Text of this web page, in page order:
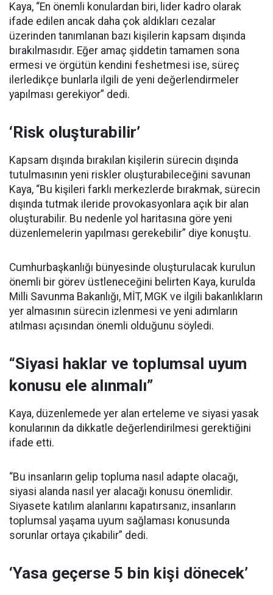
Kaya, “En önemli konulardan biri, lider kadro olarak
ifade edilen ancak daha çok aldıkları cezalar
üzerinden tanımlanan bazı kişilerin kapsam dışında
bırakılmasıdır. Eğer amaç şiddetin tamamen sona
ermesi ve örgütün kendini feshetmesi ise, süreç
ilerledikçe bunlarla ilgili de yeni değerlendirmeler
yapılması gerekiyor” dedi.
‘Risk oluşturabilir’
Kapsam dışında bırakılan kişilerin sürecin dışında
tutulmasının yeni riskler oluşturabileceğini savunan
Kaya, “Bu kişileri farklı merkezlerde bırakmak, sürecin
dışında tutmak ileride provokasyonlara açık bir alan
oluşturabilir. Bu nedenle yol haritasına göre yeni
düzenlemelerin yapılması gerekebilir” diye konuştu.
Cumhurbaşkanlığı bünyesinde oluşturulacak kurulun
önemli bir görev üstleneceğini belirten Kaya, kurulda
Milli Savunma Bakanlığı, MİT, MGK ve ilgili bakanlıkların
yer almasının sürecin izlenmesi ve yeni adımların
atılması açısından önemli olduğunu söyledi.
“Siyasi haklar ve toplumsal uyum
konusu ele alınmalı”
Kaya, düzenlemede yer alan erteleme ve siyasi yasak
konularının da dikkatle değerlendirilmesi gerektiğini
ifade etti.
“Bu insanların gelip topluma nasıl adapte olacağı,
siyasi alanda nasıl yer alacağı konusu önemlidir.
Siyasete katılım alanlarını kapatırsanız, insanların
toplumsal yaşama uyum sağlaması konusunda
sorunlar ortaya çıkabilir” dedi.
‘Yasa geçerse 5 bin kişi dönecek’